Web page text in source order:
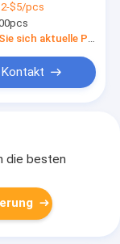
besonders
$5/pcs
Holen Sie sich aktuelle Preis
Kontakt
die besten